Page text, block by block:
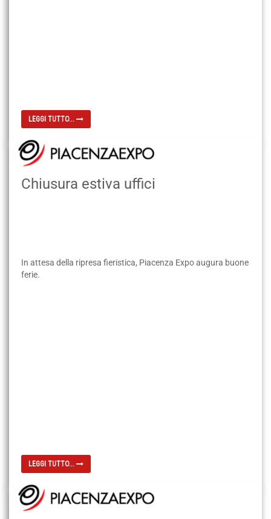
LEGGI TUTTO...
Chiusura estiva uffici
In attesa della ripresa fieristica, Piacenza Expo augura buone
ferie.
LEGGI TUTTO...